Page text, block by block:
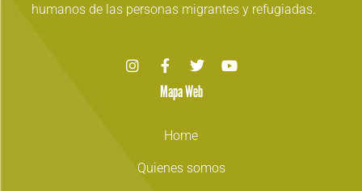
humanos de las personas migrantes y refugiadas.
Mapa Web
Home
Quienes somos